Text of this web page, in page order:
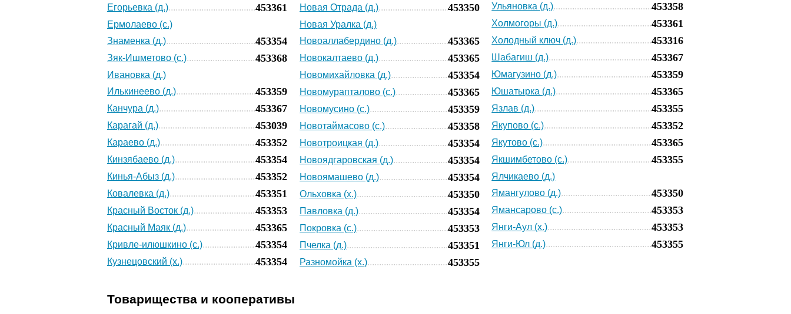
Егорьевка (д.) 453361
Ермолаево (с.)
Знаменка (д.)
453354
Зяк-Ишметово (с.) 453368
Ивановка (д.)
Илькинеево (д.)
453359
Канчура (д.) 453367
Карагай (д.) 453039
Караево (д.) 453352
Кинзябаево (д.) 453354
Кинья-Абыз (д.) 453352
Ковалевка (д.) 453351
Красный Восток (д.) 453353
Красный Маяк (д.) 453365
Кривле-илюшкино (с.) 453354
Кузнецовский (х.) 453354
Новая Отрада (д.) 453350
Новая Уралка (д.)
Новоаллабердино (д.)
453365
Новокалтаево (д.) 453365
Новомихайловка (д.) 453354
Новомурапталово (с.) 453365
Новомусино (с.) 453359
Новотаймасово (с.) 453358
Новотроицкая (д.) 453354
Новоядгаровская (д.) 453354
Новоямашево (д.) 453354
Ольховка (х.) 453350
Павловка (д.) 453354
Покровка (с.) 453353
Пчелка (д.) 453351
Разномойка (х.) 453355
Ульяновка (д.)
453358
Холмогоры (д.) 453361
Холодный ключ (д.) 453316
Шабагиш (д.) 453367
Юмагузино (д.) 453359
Юшатырка (д.) 453365
Язлав (д.) 453355
Якупово (с.) 453352
Якутово (с.) 453365
Якшимбетово (с.) 453355
Ялчикаево (д.)
Ямангулово (д.)
453350
Ямансарово (с.) 453353
Янги-Аул (х.) 453353
Янги-Юл (д.) 453355
Товарищества и кооперативы